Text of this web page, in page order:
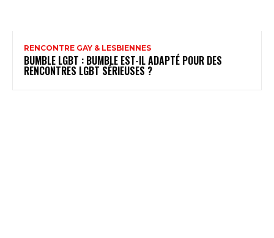
RENCONTRE GAY & LESBIENNES
BUMBLE LGBT : BUMBLE EST-IL ADAPTÉ POUR DES
RENCONTRES LGBT SÉRIEUSES ?